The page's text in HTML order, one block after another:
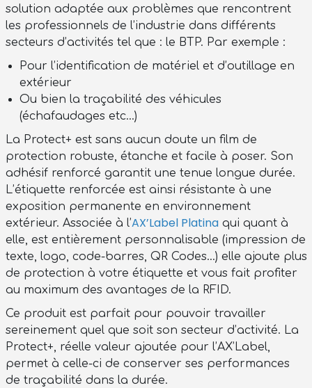
solution adaptée aux problèmes que rencontrent
les professionnels de l’industrie dans différents
secteurs d’activités tel que : le BTP. Par exemple :
Pour l’identification de matériel et d’outillage en
extérieur
Ou bien la traçabilité des véhicules
(échafaudages etc…)
La Protect+ est sans aucun doute un film de
protection robuste, étanche et facile à poser. Son
adhésif renforcé garantit une tenue longue durée.
L’étiquette renforcée est ainsi résistante à une
exposition permanente en environnement
extérieur. Associée à l’AX’Label Platinaqui quant à
elle, est entièrement personnalisable (impression de
texte, logo, code-barres, QR Codes…) elle ajoute plus
de protection à votre étiquette et vous fait profiter
au maximum des avantages de la RFID.
Ce produit est parfait pour pouvoir travailler
sereinement quel que soit son secteur d’activité. La
Protect+, réelle valeur ajoutée pour l’AX’Label,
permet à celle-ci de conserver ses performances
de traçabilité dans la durée.